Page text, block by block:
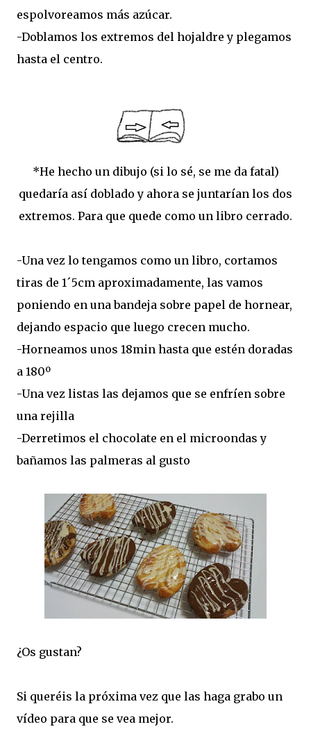
espolvoreamos más azúcar.
-Doblamos los extremos del hojaldre y plegamos
hasta el centro.
*He hecho un dibujo (si lo sé, se me da fatal)
quedaría así doblado y ahora se juntarían los dos
extremos. Para que quede como un libro cerrado.
-Una vez lo tengamos como un libro, cortamos
tiras de 1´5cm aproximadamente, las vamos
poniendo en una bandeja sobre papel de hornear,
dejando espacio que luego crecen mucho.
-Horneamos unos 18min hasta que estén doradas
a 180º
-Una vez listas las dejamos que se enfríen sobre
una rejilla
-Derretimos el chocolate en el microondas y
bañamos las palmeras al gusto
¿Os gustan?
Si queréis la próxima vez que las haga grabo un
vídeo para que se vea mejor.